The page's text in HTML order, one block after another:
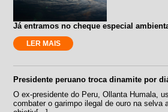
Já entramos no cheque especial
LER MAIS
Presidente peruano troca dinamite por
O ex-presidente do Peru, Ollanta Humala,
combater o garimpo ilegal de ouro na selva